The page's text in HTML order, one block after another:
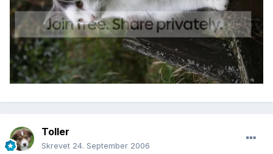
Toller
Skrevet 24. September 2006